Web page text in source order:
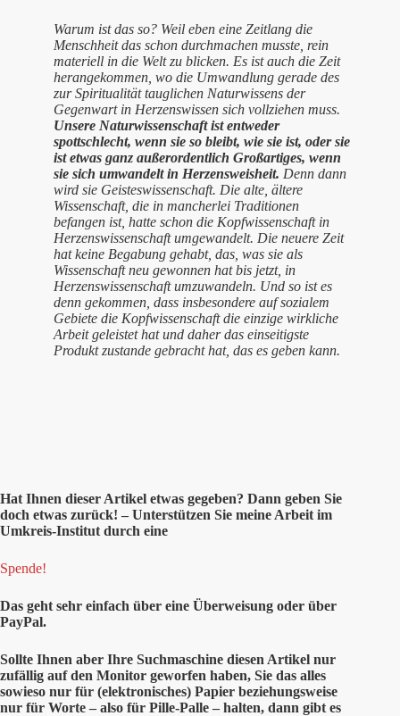
Warum ist das so? Weil eben eine Zeitlang die
Menschheit das schon durchmachen musste, rein
materiell in die Welt zu blicken. Es ist auch die Zeit
herangekommen, wo die Umwandlung gerade des
zur Spiritualität tauglichen Naturwissens der
Gegenwart in Herzenswissen sich vollziehen muss.
Unsere Naturwissenschaft ist entweder
spottschlecht, wenn sie so bleibt, wie sie ist, oder sie
ist etwas ganz außerordentlich Großartiges, wenn
sie sich umwandelt in Herzensweisheit. Denn dann
wird sie Geisteswissenschaft. Die alte, ältere
Wissenschaft, die in mancherlei Traditionen
befangen ist, hatte schon die Kopfwissenschaft in
Herzenswissenschaft umgewandelt. Die neuere Zeit
hat keine Begabung gehabt, das, was sie als
Wissenschaft neu gewonnen hat bis jetzt, in
Herzenswissenschaft umzuwandeln. Und so ist es
denn gekommen, dass insbesondere auf sozialem
Gebiete die Kopfwissenschaft die einzige wirkliche
Arbeit geleistet hat und daher das einseitigste
Produkt zustande gebracht hat, das es geben kann.
Hat Ihnen dieser Artikel etwas gegeben? Dann geben Sie
doch etwas zurück! – Unterstützen Sie meine Arbeit im
Umkreis-Institut durch eine
Spende!
Das geht sehr einfach über eine Überweisung oder über
PayPal.
Sollte Ihnen aber Ihre Suchmaschine diesen Artikel nur
zufällig auf den Monitor geworfen haben, Sie das alles
sowieso nur für (elektronisches) Papier beziehungsweise
nur für Worte – also für Pille-Palle – halten, dann gibt es